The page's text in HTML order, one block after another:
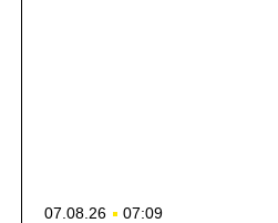
07.08.26 07:09